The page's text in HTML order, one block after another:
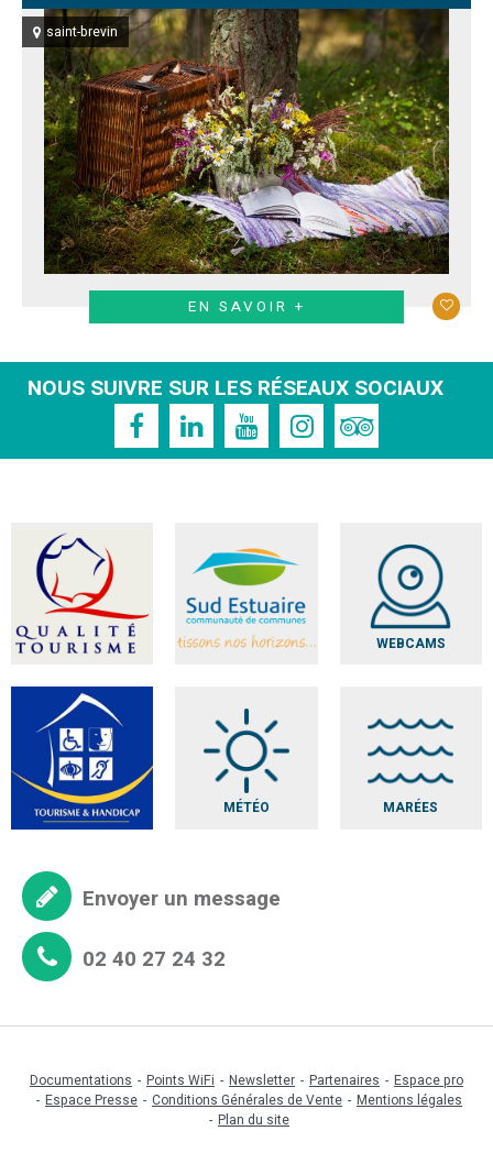
saint-brevin
EN SAVOIR +
NOUS SUIVRE SUR LES RÉSEAUX SOCIAUX
WEBCAMS
MÉTÉO MARÉES
Envoyer un message
02 40 27 24 32
Documentations Points WiFi Newsletter Partenaires
Espace pro
Espace Presse
Conditions Générales de Vente
Mentions légales
Plan du site